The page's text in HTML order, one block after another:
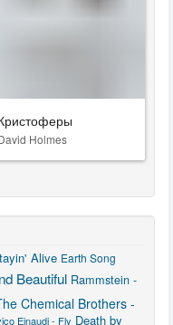
Holmes
Alive Earth Song
Beautiful Rammstein -
Chemical Brothers -
Einaudi - Fly Death by